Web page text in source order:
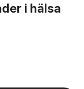
i hälsa